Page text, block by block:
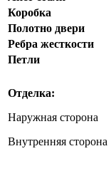
Коробка
Полотно двери
Ребра жесткости
Петли
Отделка:
Наружная сторона
Внутренняя сторона